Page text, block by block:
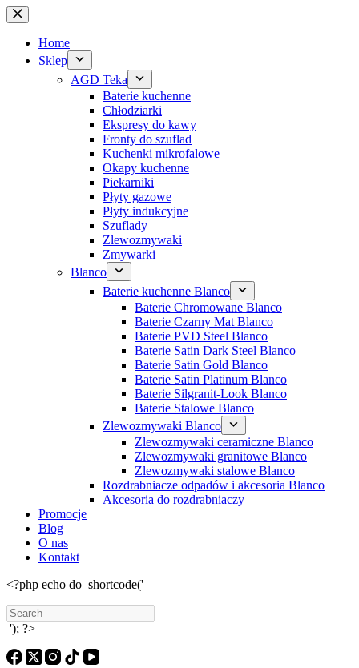
Home
Sklep
AGD Teka
Baterie kuchenne
Chłodziarki
Ekspresy do kawy
Fronty do szuflad
Kuchenki mikrofalowe
Okapy kuchenne
Piekarniki
Płyty gazowe
Płyty indukcyjne
Szuflady
Zlewozmywaki
Zmywarki
Blanco
Baterie kuchenne Blanco
Baterie Chromowane Blanco
Baterie Czarny Mat Blanco
Baterie PVD Steel Blanco
Baterie Satin Dark Steel Blanco
Baterie Satin Gold Blanco
Baterie Satin Platinum Blanco
Baterie Silgranit-Look Blanco
Baterie Stalowe Blanco
Zlewozmywaki Blanco
Zlewozmywaki ceramiczne Blanco
Zlewozmywaki granitowe Blanco
Zlewozmywaki stalowe Blanco
Rozdrabniacze odpadów i akcesoria Blanco
Akcesoria do rozdrabniaczy
Promocje
Blog
O nas
Kontakt
<?php echo do_shortcode('
'); ?>